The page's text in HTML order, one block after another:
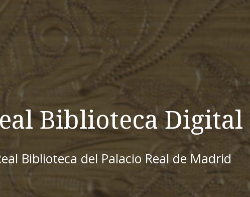
Biblioteca Digital
Biblioteca del Palacio Real de Madrid